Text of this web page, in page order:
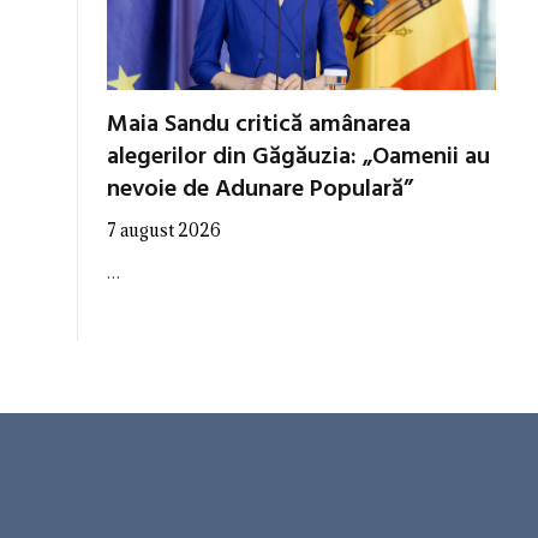
Maia Sandu critică amânarea
alegerilor din Găgăuzia: „Oamenii au
nevoie de Adunare Populară”
7 august 2026
…